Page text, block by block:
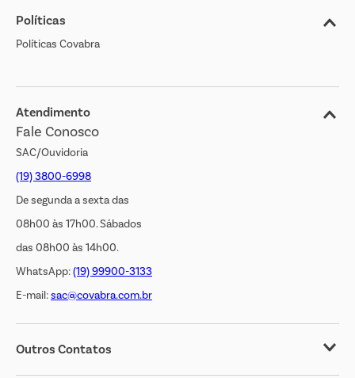
Nossas Lojas
Cliente Bem Estar
Jornal de Ofertas
Transparência Salarial
Políticas
Políticas Covabra
Atendimento
Fale Conosco
SAC/Ouvidoria
(19) 3800-6998
De segunda a sexta das
08h00 às 17h00. Sábados
das 08h00 às 14h00.
WhatsApp:(19) 99900-3133
E-mail:sac@covabra.com.br
Outros Contatos
Negócios Imobiliários